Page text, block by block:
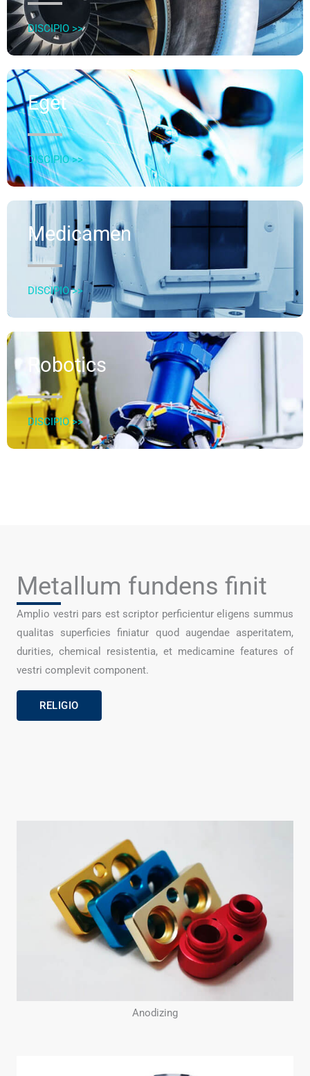
DISCIPIO >>
Eget
DISCIPIO >>
Medicamen
DISCIPIO >>
Robotics
DISCIPIO >>
Metallum fundens finit
Amplio vestri pars est scriptor perficientur eligens summus
qualitas superficies finiatur quod augendae asperitatem,
durities, chemical resistentia, et medicamine features of
vestri complevit component.
RELIGIO
Anodizing